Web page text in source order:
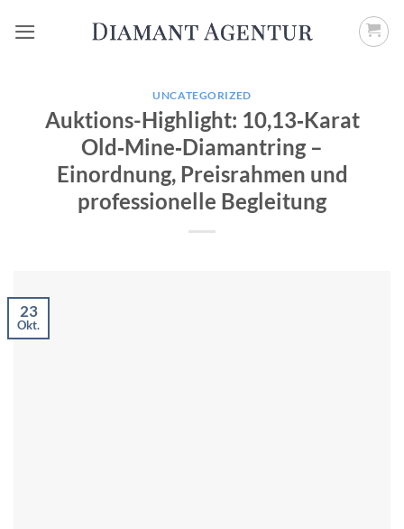
Inhalt
UNCATEGORIZED
Auktions-Highlight: 10,13‑Karat
Old‑Mine‑Diamantring –
Einordnung, Preisrahmen und
professionelle Begleitung
23
Okt.